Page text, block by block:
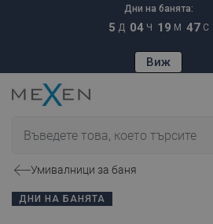
Дни на банята:
5 Д 04 Ч 19 М 46 С
Виж
Умивалници за баня
ДНИ НА БАНЯТА